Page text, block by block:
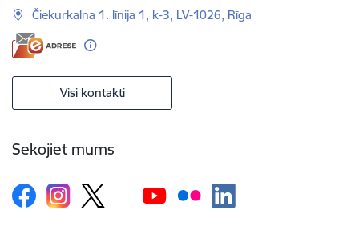
Čiekurkalna 1. līnija 1, k-3, LV-1026, Rīga
Visi kontakti
Sekojiet mums